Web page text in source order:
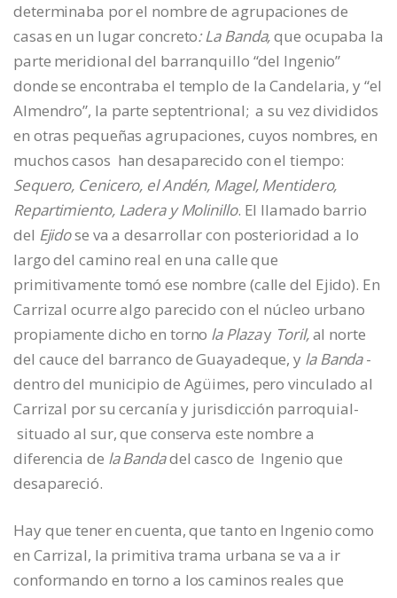
determinaba por el nombre de agrupaciones de
casas en un lugar concreto: La Banda,que ocupaba la
parte meridional del barranquillo “del Ingenio”
donde se encontraba el templo de la Candelaria, y “el
Almendro”, la parte septentrional; a su vez divididos
en otras pequeñas agrupaciones, cuyos nombres, en
muchos casos han desaparecido con el tiempo:
Sequero, Cenicero, el Andén, Magel, Mentidero,
Repartimiento, Ladera y Molinillo. El llamado barrio
del Ejidose va a desarrollar con posterioridad a lo
largo del camino real en una calle que
primitivamente tomó ese nombre (calle del Ejido). En
Carrizal ocurre algo parecido con el núcleo urbano
propiamente dicho en torno la Plazay Toril,al norte
del cauce del barranco de Guayadeque, y la Banda-
dentro del municipio de Agüimes, pero vinculado al
Carrizal por su cercanía y jurisdicción parroquial-
situado al sur, que conserva este nombre a
diferencia de la Bandadel casco de Ingenio que
desapareció.
Hay que tener en cuenta, que tanto en Ingenio como
en Carrizal, la primitiva trama urbana se va a ir
conformando en torno a los caminos reales que